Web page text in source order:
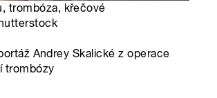
trombóza, křečové
Andrey Skalické z operace
trombózy